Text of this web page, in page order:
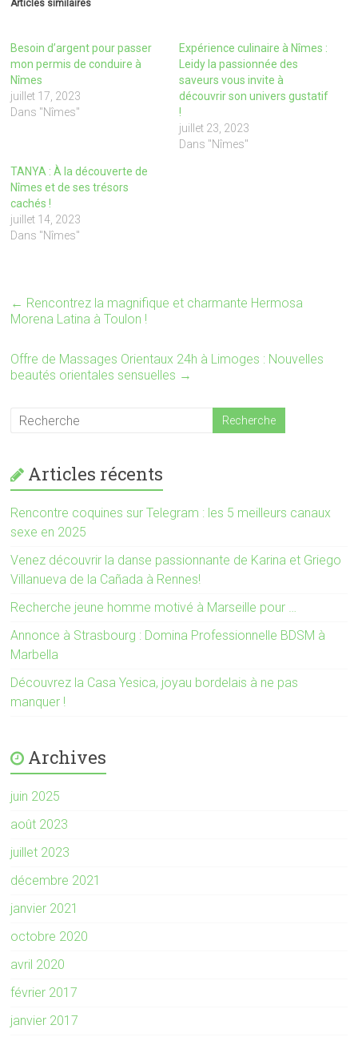
o
p
a
r
a
g
e
w
i
t
t
e
r
(
o
a
n
s
e
n
o
l
l
n
ê
t
e
)
o
p
a
r
g
e
a
c
e
o
k
d
a
n
n
e
n
e
l
e
n
ê
r
e
)
Articles similaires
Besoin d’argent pour passer
mon permis de conduire à
Nîmes
juillet 17, 2023
Dans "Nîmes"
Expérience culinaire à Nîmes :
Leidy la passionnée des
saveurs vous invite à
découvrir son univers gustatif
!
juillet 23, 2023
Dans "Nîmes"
TANYA : À la découverte de
Nîmes et de ses trésors
cachés !
juillet 14, 2023
Dans "Nîmes"
← Rencontrez la magnifique et charmante Hermosa
Morena Latina à Toulon !
Offre de Massages Orientaux 24h à Limoges : Nouvelles
beautés orientales sensuelles →
Articles récents
Rencontre coquines sur Telegram : les 5 meilleurs canaux
sexe en 2025
Venez découvrir la danse passionnante de Karina et Griego
Villanueva de la Cañada à Rennes!
Recherche jeune homme motivé à Marseille pour …
Annonce à Strasbourg : Domina Professionnelle BDSM à
Marbella
Découvrez la Casa Yesica, joyau bordelais à ne pas
manquer !
Archives
juin 2025
août 2023
juillet 2023
décembre 2021
janvier 2021
octobre 2020
avril 2020
février 2017
janvier 2017